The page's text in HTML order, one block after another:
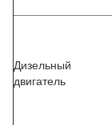
Дизельный
двигатель